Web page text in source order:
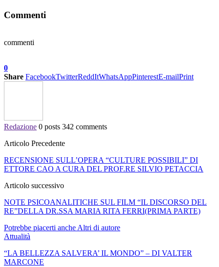
Commenti
commenti
0
Share FacebookTwitterReddItWhatsAppPinterestE-mailPrint
Redazione 0 posts 342 comments
Articolo Precedente
RECENSIONE SULL’OPERA “CULTURE POSSIBILI” DI
ETTORE CAO A CURA DEL PROF.RE SILVIO PETACCIA
Articolo successivo
NOTE PSICOANALITICHE SUL FILM “IL DISCORSO DEL
RE”DELLA DR.SSA MARIA RITA FERRI(PRIMA PARTE)
Potrebbe piacerti anche Altri di autore
Attualità
“LA BELLEZZA SALVERA’ IL MONDO” – DI VALTER
MARCONE